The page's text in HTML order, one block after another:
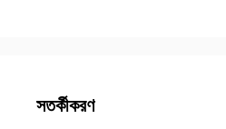
সতর্কীকরণ